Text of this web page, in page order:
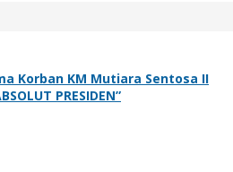
Korban KM Mutiara Sentosa II
PRESIDEN”